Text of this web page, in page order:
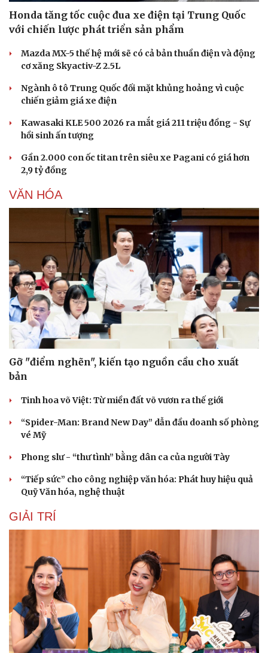
Văn hóa
Sân khấu - Điện ảnh
Âm nhạc
Di sản
Giải trí
Sao Việt
Honda tăng tốc cuộc đua xe điện tại Trung Quốc
với chiến lược phát triển sản phẩm
Mazda MX-5 thế hệ mới sẽ có cả bản thuần điện và động
cơ xăng Skyactiv-Z 2.5L
Ngành ô tô Trung Quốc đối mặt khủng hoảng vì cuộc
chiến giảm giá xe điện
Kawasaki KLE 500 2026 ra mắt giá 211 triệu đồng - Sự
hồi sinh ấn tượng
Gần 2.000 con ốc titan trên siêu xe Pagani có giá hơn
2,9 tỷ đồng
VĂN HÓA
Gỡ "điểm nghẽn", kiến tạo nguồn cầu cho xuất
bản
Tinh hoa võ Việt: Từ miền đất võ vươn ra thế giới
“Spider-Man: Brand New Day” dẫn đầu doanh số phòng
vé Mỹ
Phong slư - “thư tình” bằng dân ca của người Tày
“Tiếp sức” cho công nghiệp văn hóa: Phát huy hiệu quả
Quỹ Văn hóa, nghệ thuật
GIẢI TRÍ